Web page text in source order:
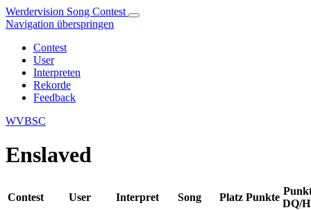
Werdervision Song Contest
Navigation überspringen
Contest
User
Interpreten
Rekorde
Feedback
WVBSC
Enslaved
Contest User Interpret Song Platz Punkte
DQ/